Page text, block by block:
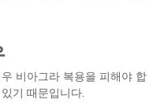
비아그라 복용을 피해야 합
기 때문입니다.